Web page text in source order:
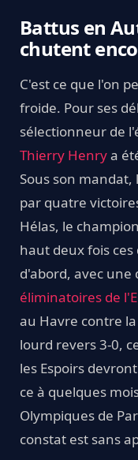
Battus en
chutent
C'est ce que l'on
froide. Pour ses
sélectionneur de
Thierry Henrya
Sous son
par quatre
Hélas, le
haut deux fois
d'abord, avec une
éliminatoires de
au Havre contre
lourd revers 3-0,
les Espoirs
ce à quelques
Olympiques de
constat est sans